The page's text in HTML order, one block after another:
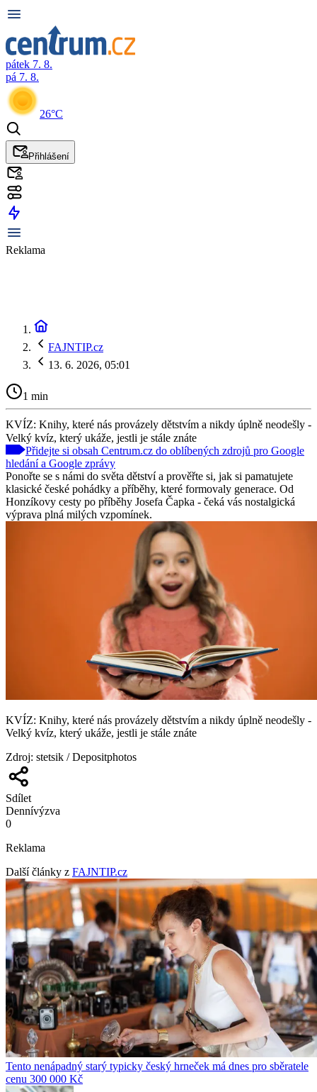
pátek 7. 8.
pá 7. 8.
26°C
Přihlášení
Reklama
FAJNTIP.cz
13. 6. 2026, 05:01
1 min
KVÍZ: Knihy, které nás provázely dětstvím a nikdy úplně neodešly -
Velký kvíz, který ukáže, jestli je stále znáte
Přidejte si obsah Centrum.cz do oblíbených zdrojů pro Google
hledání a Google zprávy
Ponořte se s námi do světa dětství a prověřte si, jak si pamatujete
klasické české pohádky a příběhy, které formovaly generace. Od
Honzíkovy cesty po příběhy Josefa Čapka - čeká vás nostalgická
výprava plná milých vzpomínek.
KVÍZ: Knihy, které nás provázely dětstvím a nikdy úplně neodešly -
Velký kvíz, který ukáže, jestli je stále znáte
Zdroj: stetsik / Depositphotos
Sdílet
Dennívýzva
0
Reklama
Další články z FAJNTIP.cz
Tento nenápadný starý typicky český hrneček má dnes pro sběratele
cenu 300 000 Kč